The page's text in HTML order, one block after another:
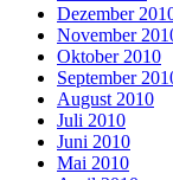
Dezember
November
Oktober 2010
September
August 2010
Juli 2010
Juni 2010
Mai 2010